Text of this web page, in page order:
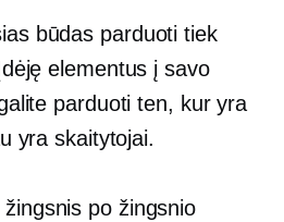
būdas parduoti tiek
elementus į savo
parduoti ten, kur yra
yra skaitytojai.
žingsnis po žingsnio